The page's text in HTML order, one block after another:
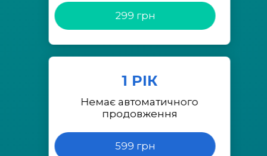
299 грн
1 РІК
Немає автоматичного
продовження
599 грн